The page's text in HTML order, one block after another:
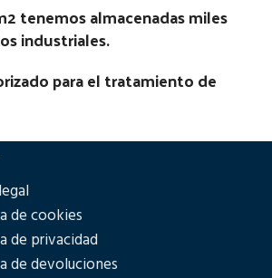
Código Pieza:46241
tenemos almacenadas miles
industriales.
para el tratamiento de
de cookies
de privacidad
de devoluciones